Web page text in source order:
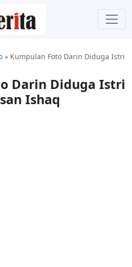
» Kumpulan Foto Darin Diduga Istri
Darin Diduga Istri
Ishaq